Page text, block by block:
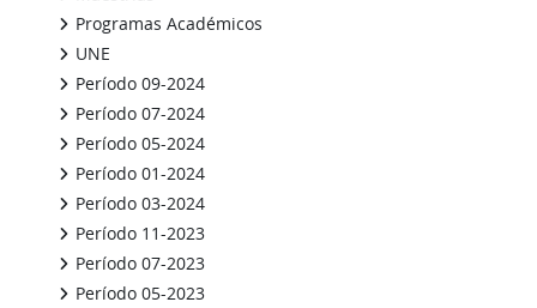
Programas Académicos
UNE
Período 09-2024
Período 07-2024
Período 05-2024
Período 01-2024
Período 03-2024
Período 11-2023
Período 07-2023
Período 05-2023